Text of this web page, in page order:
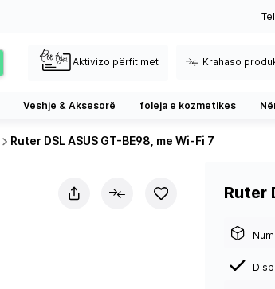
Aktivizo përfitimet Krahaso
Veshje & Aksesorë foleja e kozmetikes
Ruter DSL ASUS GT-BE98, me Wi-Fi 7
Ruter